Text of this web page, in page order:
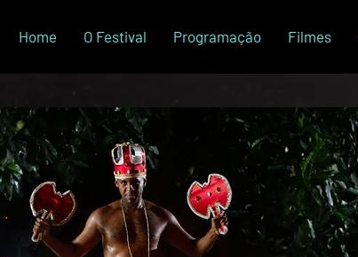
Home O Festival Programação Filmes